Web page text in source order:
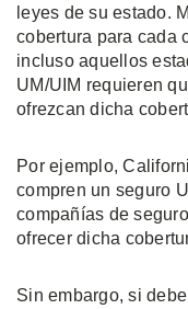
leyes de su estado.
cobertura para cada
incluso aquellos
UM/UIM requieren
ofrezcan dicha
Por ejemplo,
compren un seguro
compañías de
ofrecer dicha
Sin embargo, si